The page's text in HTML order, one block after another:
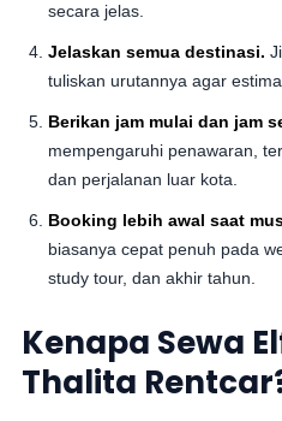
secara jelas.
Jelaskan semua destinasi.
tuliskan urutannya agar
Berikan jam mulai dan jam
mempengaruhi penawaran,
dan perjalanan luar kota.
Booking lebih awal saat
biasanya cepat penuh pada
study tour, dan akhir tahun.
Kenapa Sewa
Thalita